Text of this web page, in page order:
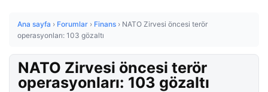
Ana sayfa › Forumlar › Finans › NATO Zirvesi öncesi terör
operasyonları: 103 gözaltı
NATO Zirvesi öncesi terör
operasyonları: 103 gözaltı